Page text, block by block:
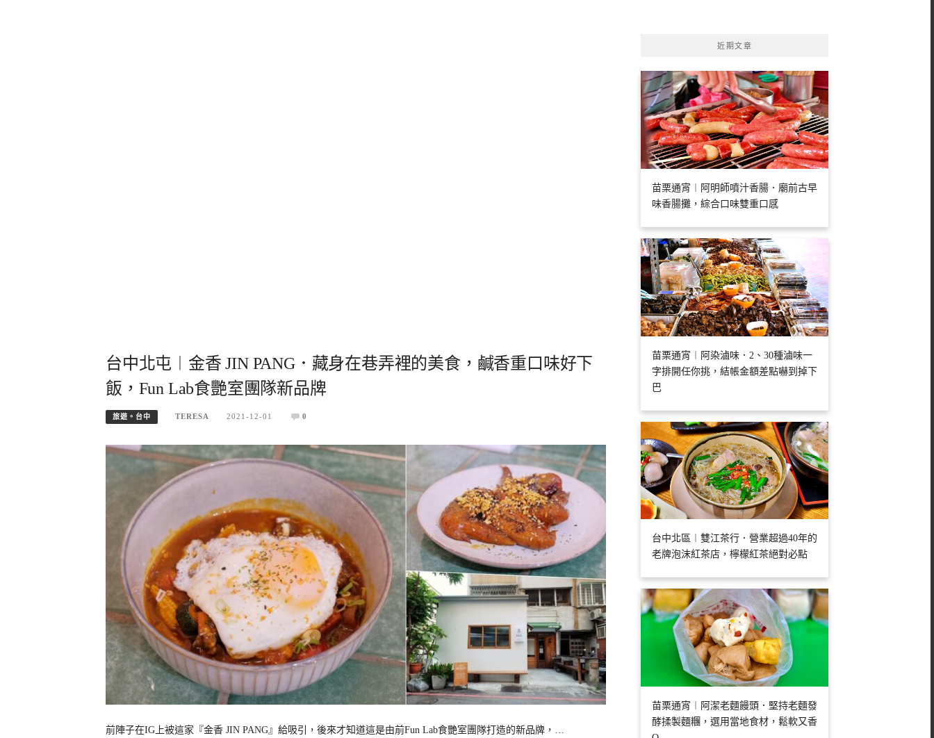
台中北屯︱金香 JIN PANG．藏身在巷弄裡的美食，鹹香重口味好下
飯，Fun Lab食艷室團隊新品牌
旅遊。台中 TERESA 2021-12-01 0
前陣子在IG上被這家『金香 JIN PANG』給吸引，後來才知道這是由前Fun Lab食艷室團隊打造的新品牌，…
近期文章
苗栗通宵︱阿明師噴汁香腸．廟前古早
味香腸攤，綜合口味雙重口感
苗栗通宵︱阿染滷味．2、30種滷味一
字排開任你挑，結帳金額差點嚇到掉下
巴
台中北區︱雙江茶行．營業超過40年的
老牌泡沫紅茶店，檸檬紅茶絕對必點
苗栗通宵︱阿潔老麵饅頭．堅持老麵發
酵揉製麵糰，選用當地食材，鬆軟又香